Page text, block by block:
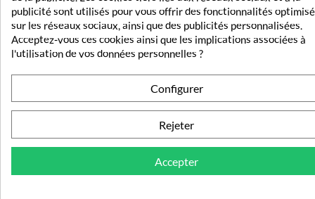
Trier les avis conforme
Avis du
L.
5/
publicité sont utilisés pour vous offrir des fonctionnalités
sur les réseaux sociaux, ainsi que des publicités personnalisées.
Acceptez-vous ces cookies ainsi que les implications associées à
l'utilisation de vos données personnelles ?
Configurer
Rejeter
Accepter